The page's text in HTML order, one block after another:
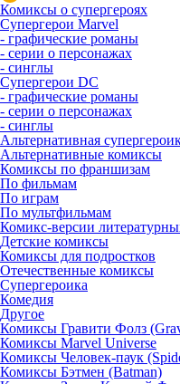
Комиксы о супергероях
Супергерои Marvel
- графические романы
- серии о персонажах
- синглы
Супергерои DC
- графические романы
- серии о персонажах
- синглы
Альтернативная
Альтернативные комиксы
Комиксы по франшизам
По фильмам
По играм
По мультфильмам
Комикс-версии
Детские комиксы
Комиксы для подростков
Отечественные комиксы
Супергероика
Комедия
Другое
Комиксы Гравити Фолз
Комиксы Marvel Universe
Комиксы Человек-паук
Комиксы Бэтмен (Batman)